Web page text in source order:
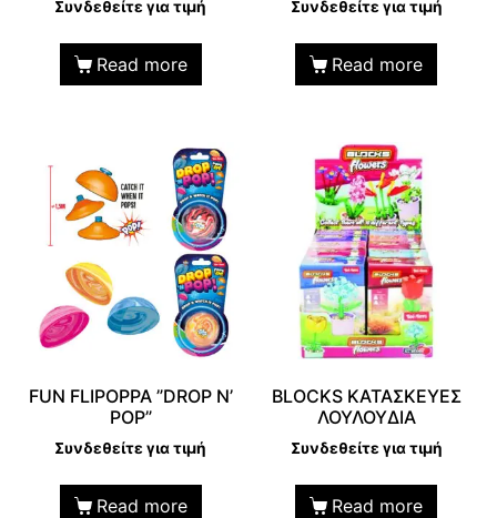
Συνδεθείτε για τιμή
Read more
Συνδεθείτε για τιμή
Read more
FUN FLIPOPPA ”DROP N’
POP”
Συνδεθείτε για τιμή
Read more
BLOCKS ΚΑΤΑΣΚΕΥΕΣ
ΛΟΥΛΟΥΔΙΑ
Συνδεθείτε για τιμή
Read more